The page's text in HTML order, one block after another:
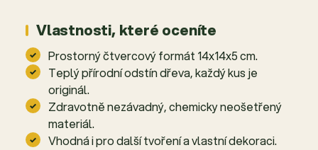
Vlastnosti, které oceníte
Prostorný čtvercový formát 14x14x5 cm.
Teplý přírodní odstín dřeva, každý kus je
originál.
Zdravotně nezávadný, chemicky neošetřený
materiál.
Vhodná i pro další tvoření a vlastní dekoraci.